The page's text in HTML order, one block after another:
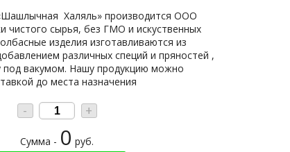
Халяль» производится ООО
чистого сырья, без ГМО и искуственных
изделия изготавливаются из
различных специй и пряностей ,
вакумом. Нашу продукцию можно
до места назначения
- +
Сумма - 0 руб.